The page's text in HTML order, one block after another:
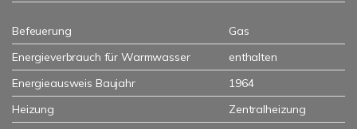
Befeuerung
Gas
Energieverbrauch für Warmwasser
enthalten
Energieausweis Baujahr
1964
Heizung
Zentralheizung